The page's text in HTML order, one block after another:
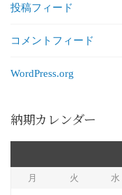
投稿フィード
コメントフィード
WordPress.org
納期カレンダー
月 火 水